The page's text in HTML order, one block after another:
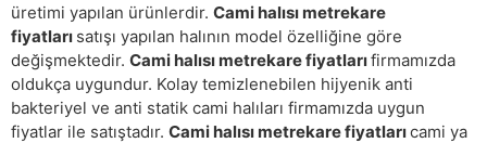
üretimi yapılan ürünlerdir. Cami halısı metrekare
fiyatları satışı yapılan halının model özelliğine göre
değişmektedir. Cami halısı metrekare fiyatlarıfirmamızda
oldukça uygundur. Kolay temizlenebilen hijyenik anti
bakteriyel ve anti statik cami halıları firmamızda uygun
fiyatlar ile satıştadır. Cami halısı metrekare fiyatlarıcami ya